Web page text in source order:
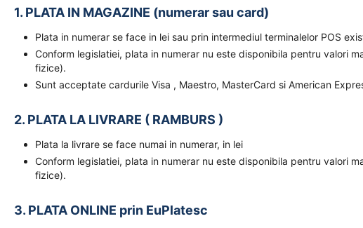
1. PLATA IN MAGAZINE (numerar sau card)
Plata in numerar se face in lei sau prin intermediul terminalelor POS
Conform legislatiei, plata in numerar nu este disponibila pentru valori
fizice).
Sunt acceptate cardurile Visa , Maestro, MasterCard si American
2. PLATA LA LIVRARE ( RAMBURS )
Plata la livrare se face numai in numerar, in lei
Conform legislatiei, plata in numerar nu este disponibila pentru valori
fizice).
3. PLATA ONLINE prin EuPlatesc